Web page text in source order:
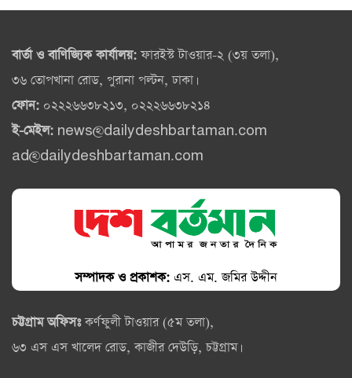
বার্তা ও বাণিজ্যিক কার্যালয়:ফারইস্ট টাওয়ার-২ (৩য় তলা),
৩৬ তোপখানা রোড, পুরানা পল্টন, ঢাকা।
ফোন: ০২২২৬৬৩৮২১৩, ০২২২৬৬৩৮২১৪
ই-মেইল: news@dailydeshbartaman.com
ad@dailydeshbartaman.com
সম্পাদক ও প্রকাশক: এস. এম. জমির উদ্দীন
চট্টগ্রাম অফিসঃকর্ণফুলী টাওয়ার (৫ম তলা),
৬৩ এস এস খালেদ রোড, কাজীর দেউড়ি, চট্টগ্রাম।